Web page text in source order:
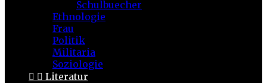
Schulbuecher
Ethnologie
Frau
Politik
Militaria
Soziologie
  Literatur